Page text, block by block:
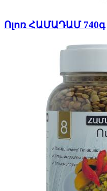
Ոլոռ ՀԱՄԱԴԱՄ 740գ